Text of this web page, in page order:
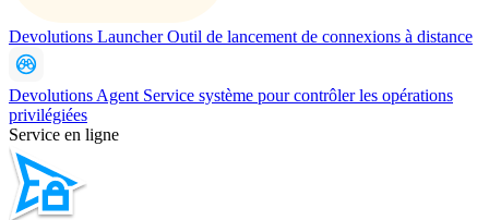
Devolutions LauncherOutil de lancement de connexions à distance
Devolutions Agent Service système pour contrôler les opérations
privilégiées
Service en ligne